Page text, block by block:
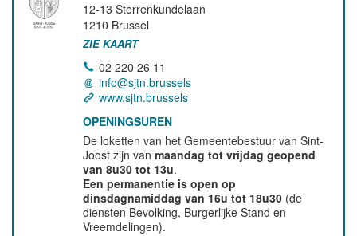
12-13 Sterrenkundelaan
1210 Brussel
ZIE KAART
02 220 26 11
info@sjtn.brussels
www.sjtn.brussels
OPENINGSUREN
De loketten van het Gemeentebestuur van Sint-
Joost zijn vanmaandag tot vrijdag geopend
van 8u30 tot 13u.
Een permanentie is open op
dinsdagnamiddag van 16u tot 18u30 (de
diensten Bevolking, Burgerlijke Stand en
Vreemdelingen).